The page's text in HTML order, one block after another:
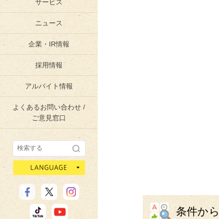
サービス
ニュース
企業・IR情報
採用情報
アルバイト情報
よくあるお問い合わせ /
ご意見窓口
条件か